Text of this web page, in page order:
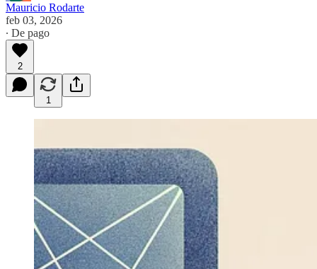
Mauricio Rodarte
feb 03, 2026
∙ De pago
2
1